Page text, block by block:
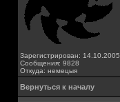
Зарегистрирован: 14.10.2005
Сообщения: 9828
Откуда: немецыя
Вернуться к началу